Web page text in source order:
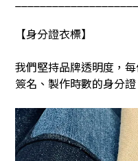
【身分證衣標】
我們堅持品牌透明度，
簽名、製作時數的身分證